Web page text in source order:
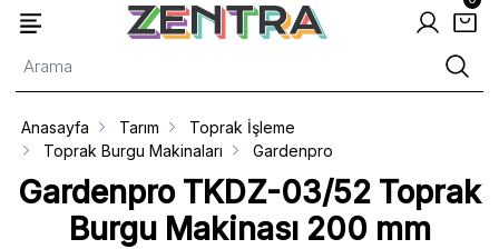
Gardenpro TKDZ-03/52 Toprak
Burgu Makinası 200 mm
Anasayfa Tarım
Toprak İşleme
Toprak Burgu Makinaları
Gardenpro